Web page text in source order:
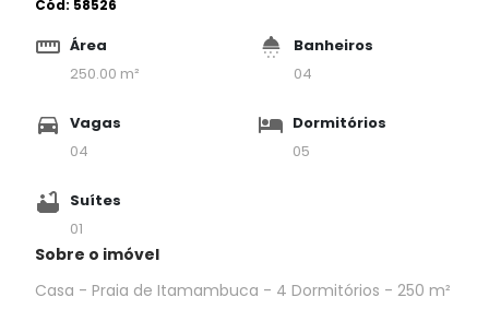
Cód: 58526
Área
250.00 m²
Banheiros
04
Vagas
04
Dormitórios
05
Suítes
01
Sobre o imóvel
Casa - Praia de Itamambuca - 4 Dormitórios - 250 m²